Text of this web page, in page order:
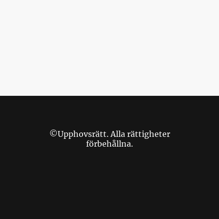
©Upphovsrätt. Alla rättigheter
förbehållna.